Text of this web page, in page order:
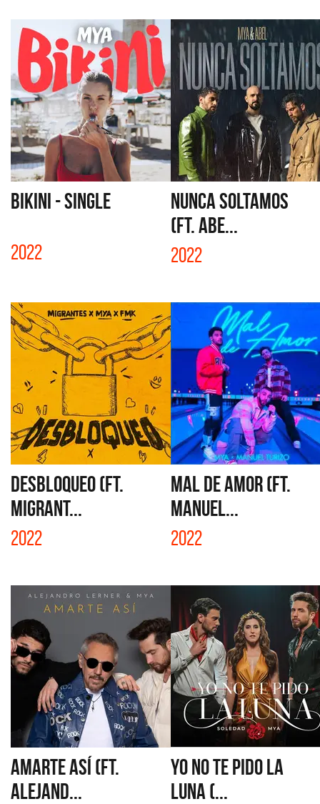
BIKINI - SINGLE
2022
NUNCA SOLTAMOS
(FT. ABE...
2022
DESBLOQUEO (FT.
MIGRANT...
2022
MAL DE AMOR (FT.
MANUEL...
2022
AMARTE ASÍ (FT.
ALEJAND...
YO NO TE PIDO LA
LUNA (...